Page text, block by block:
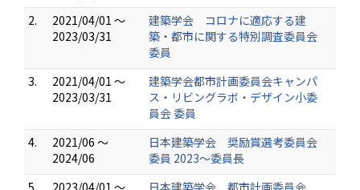
2.
2021/04/01 ～
2023/03/31
建築学会 コロナに適応する建
築・都市に関する特別調査委員会
委員
3.
2021/04/01 ～
2023/03/31
建築学会都市計画委員会キャンパ
ス・リビングラボ・デザイン小委
員会 委員
4.
2021/06 ～
2024/06
日本建築学会 奨励賞選考委員会
委員 2023～委員長
5.
2023/04/01 ～ 日本建築学会 都市計画委員会